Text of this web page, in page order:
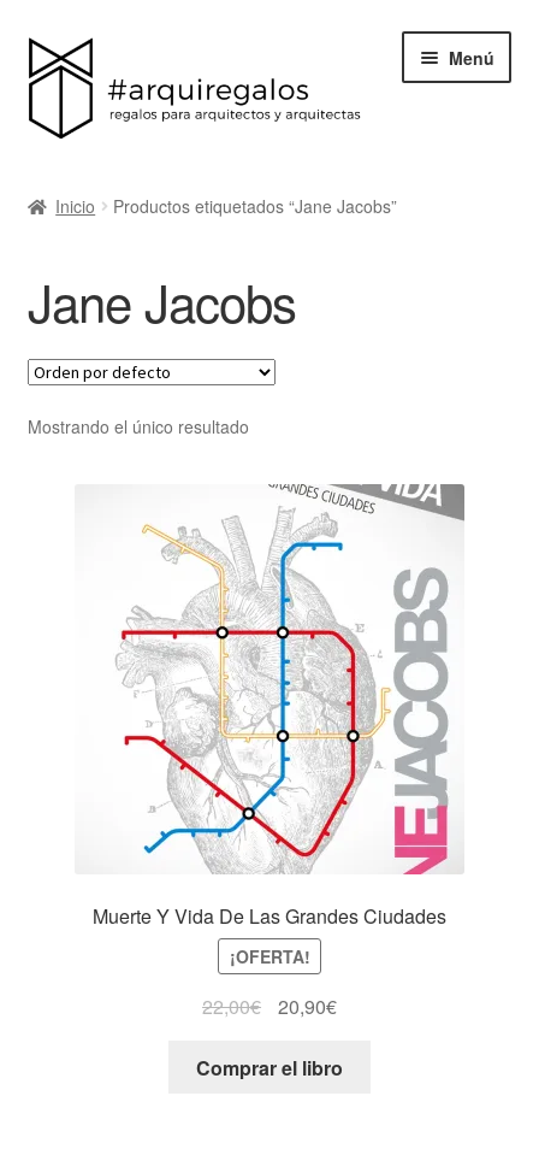
Menú
BLACK FRIDAY
Blog
Acerca de ArquiRegalos
Inicio Productos etiquetados “Jane Jacobs”
Jane Jacobs
Mostrando el único resultado
Muerte Y Vida De Las Grandes Ciudades
¡OFERTA!
22,00€ 20,90€
Comprar el libro